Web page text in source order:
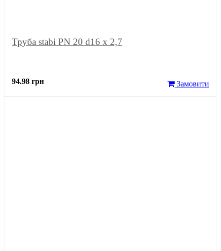
Труба stabi PN 20 d16 х 2,7
94.98 грн Замовити